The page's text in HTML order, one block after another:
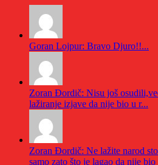
Goran Lojpur: Bravo Djuro!!...
Zoran Đordič: Nisu još
lažiranje izjave da nije bio u r...
Zoran Đordič: Ne lažite narod
samo zato što je lagao da nije bio